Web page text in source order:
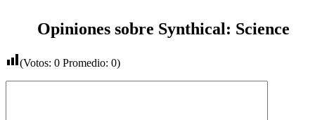
Opiniones sobre Synthical: Science
(Votos: 0 Promedio: 0)